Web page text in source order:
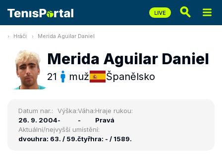
Hráči Merida Aguilar Daniel
Merida Aguilar Daniel
21 muž Španělsko
Datum nar.:
26. 9. 2004
Výška:
-
Váha:
-
Hraje rukou:
Pravá
Aktuální/nejvyšší umístění:
dvouhra: 63. / 59.čtyřhra: - / 1589.